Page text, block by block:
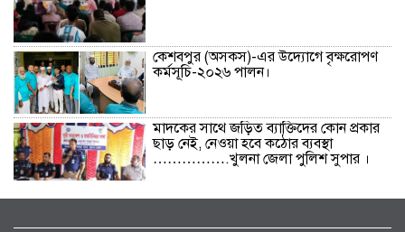
কেশবপুর (অসকস)-এর উদ্যোগে বৃক্ষরোপণ
কর্মসূচি-২০২৬ পালন।
মাদকের সাথে জড়িত ব্যাক্তিদের কোন প্রকার
ছাড় নেই, নেওয়া হবে কঠোর ব্যবস্থা
…………….খুলনা জেলা পুলিশ সুপার ।